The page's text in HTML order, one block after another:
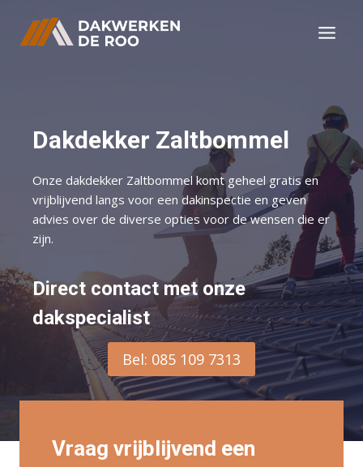
inhoud
Dakdekker Zaltbommel
Onze dakdekker Zaltbommel komt geheel gratis en
vrijblijvend langs voor een dakinspectie en geven
advies over de diverse opties voor de wensen die er
zijn.
Direct contact met onze
dakspecialist
Bel: 085 109 7313
Vraag vrijblijvend een